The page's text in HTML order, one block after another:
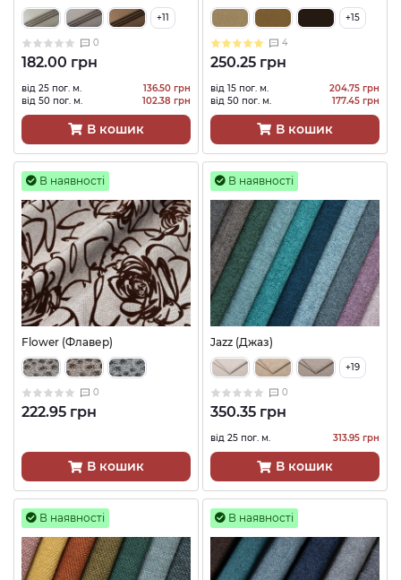
+11
0
182.00 грн
від 25 пог. м.
136.50 грн
від 50 пог. м.
102.38 грн
В кошик
+15
4
250.25 грн
від 15 пог. м.
204.75 грн
від 50 пог. м.
177.45 грн
В кошик
В наявності
Flower (Флавер)
0
222.95 грн
В кошик
В наявності
Jazz (Джаз)
+19
0
350.35 грн
від 25 пог. м. 313.95 грн
В кошик
В наявності В наявності